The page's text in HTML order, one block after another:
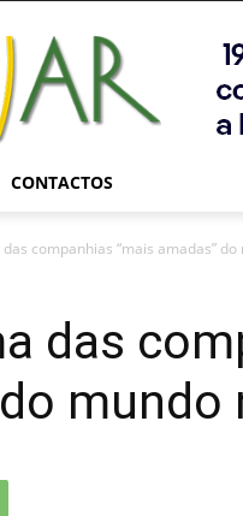
Viajar
Magazine
Online
CONTACTOS
das companhias “mais amadas”
das